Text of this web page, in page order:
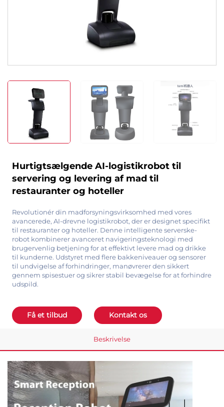
Hurtigtsælgende AI-logistikrobot til
servering og levering af mad til
restauranter og hoteller
Revolutionér din madforsyningsvirksomhed med vores
avancerede, AI-drevne logistikrobot, der er designet specifikt
til restauranter og hoteller. Denne intelligente serverske-
robot kombinerer avanceret navigeringsteknologi med
brugervenlig betjening for at effektivt levere mad og drikke
til kunderne. Udstyret med flere bakkeniveauer og sensorer
til undvigelse af forhindringer, manøvrerer den sikkert
gennem spisestuer og sikrer stabil bevægelse for at forhindre
udspild.
Få et tilbud Kontakt os
Beskrivelse